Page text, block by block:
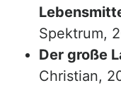
Spektrum,
Der große
Christian,